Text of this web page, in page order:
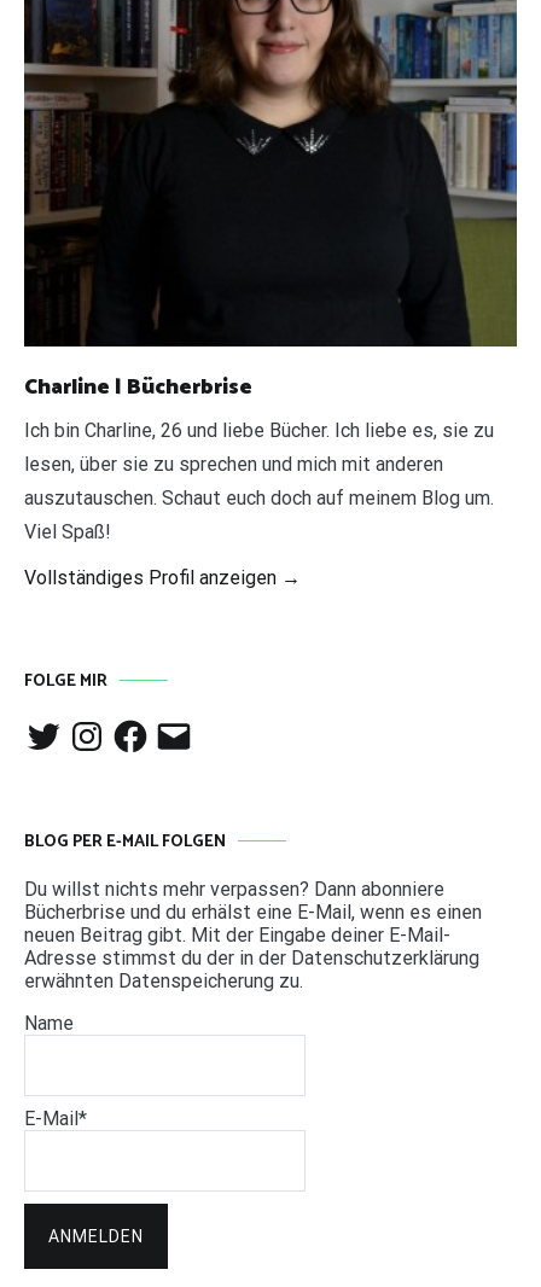
Charline | Bücherbrise
Ich bin Charline, 26 und liebe Bücher. Ich liebe es, sie zu
lesen, über sie zu sprechen und mich mit anderen
auszutauschen. Schaut euch doch auf meinem Blog um.
Viel Spaß!
Vollständiges Profil anzeigen →
FOLGE MIR
TwitterInstagramFacebook
E-
Mail
BLOG PER E-MAIL FOLGEN
Du willst nichts mehr verpassen? Dann abonniere
Bücherbrise und du erhälst eine E-Mail, wenn es einen
neuen Beitrag gibt. Mit der Eingabe deiner E-Mail-
Adresse stimmst du der in der Datenschutzerklärung
erwähnten Datenspeicherung zu.
Name
E-Mail*